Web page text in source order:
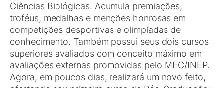
Ciências Biológicas. Acumula premiações,
troféus, medalhas e menções honrosas em
competições desportivas e olimpíadas de
conhecimento. Também possui seus dois cursos
superiores avaliados com conceito máximo em
avaliações externas promovidas pelo MEC/INEP.
Agora, em poucos dias, realizará um novo feito,